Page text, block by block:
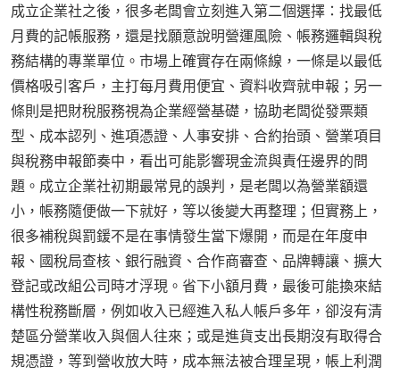
成立企業社之後，很多老闆會立刻進入第二個選擇：找最低
月費的記帳服務，還是找願意說明營運風險、帳務邏輯與稅
務結構的專業單位。市場上確實存在兩條線，一條是以最低
價格吸引客戶，主打每月費用便宜、資料收齊就申報；另一
條則是把財稅服務視為企業經營基礎，協助老闆從發票類
型、成本認列、進項憑證、人事安排、合約抬頭、營業項目
與稅務申報節奏中，看出可能影響現金流與責任邊界的問
題。成立企業社初期最常見的誤判，是老闆以為營業額還
小，帳務隨便做一下就好，等以後變大再整理；但實務上，
很多補稅與罰鍰不是在事情發生當下爆開，而是在年度申
報、國稅局查核、銀行融資、合作商審查、品牌轉讓、擴大
登記或改組公司時才浮現。省下小額月費，最後可能換來結
構性稅務斷層，例如收入已經進入私人帳戶多年，卻沒有清
楚區分營業收入與個人往來；或是進貨支出長期沒有取得合
規憑證，等到營收放大時，成本無法被合理呈現，帳上利潤